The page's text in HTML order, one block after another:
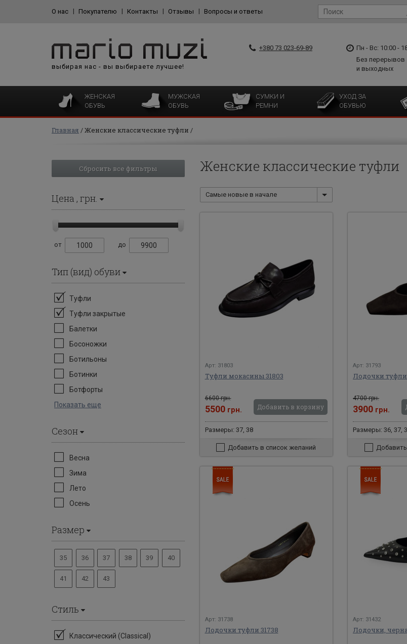
О нас Покупателю Контакты Отзывы Вопросы и ответы
выбирая нас - вы выбираете лучшее!
+380 73 023-69-89
Пн - Вс: 10:00 -
Без перерывов
и выходных
ЖЕНСКАЯ
ОБУВЬ
МУЖСКАЯ
ОБУВЬ
СУМКИ И
РЕМНИ
УХОД ЗА
ОБУВЬЮ
Главная Женские классические туфли
Сбросить все фильтры
Цена , грн.
от до
Тип (вид) обуви
Туфли
Туфли закрытые
Балетки
Босоножки
Ботильоны
Ботинки
Ботфорты
Показать еще
Сезон
Весна
Зима
Лето
Осень
Размер
35 36 37 38 39 40
41 42 43
Стиль
Классический (Classical)
Женские классические туфли
Самые новые в начале
Арт: 31803
Туфли мокасины 31803
6600 грн.
5500 грн. Добавить в корзину
Размеры: 37, 38
Добавить в список желаний
Арт: 31793
Лодочки туфли
4700 грн.
3900 грн.
Размеры: 36, 37,
Арт: 31738
Лодочки туфли 31738
Арт: 31432
Лодочки,